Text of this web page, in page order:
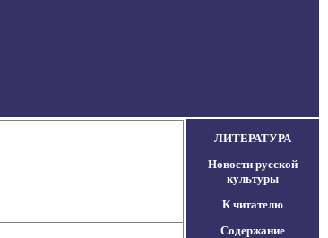
ЛИТЕРАТУРА
Новости русской
культуры
К читателю
Содержание